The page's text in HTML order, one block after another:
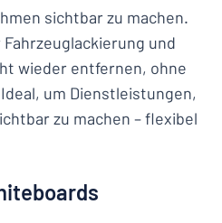
sichtbar zu machen.
und
wieder entfernen, ohne
um Dienstleistungen,
zu machen – flexibel